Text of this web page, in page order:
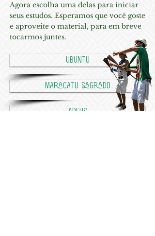
Agora escolha uma delas para iniciar
seus estudos. Esperamos que você goste
e aproveite o material, para em breve
tocarmos juntes.
Adeus
maracatu sagrado
Ubuntu